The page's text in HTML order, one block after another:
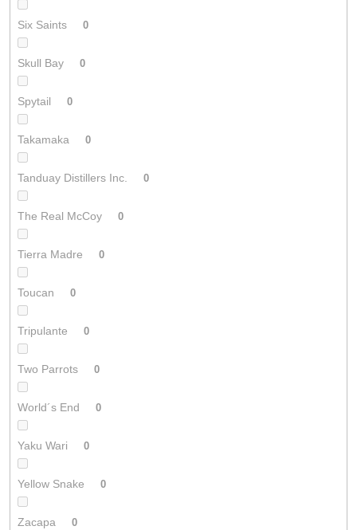
Six Saints 0
Skull Bay 0
Spytail 0
Takamaka 0
Tanduay Distillers Inc. 0
The Real McCoy 0
Tierra Madre 0
Toucan 0
Tripulante 0
Two Parrots 0
World´s End 0
Yaku Wari 0
Yellow Snake 0
Zacapa 0